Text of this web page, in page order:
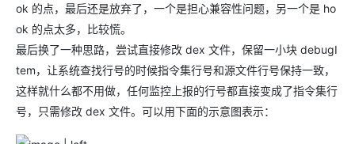
ok 的点，最后还是放弃了，一个是担心兼容性问题，另一个是 ho
ok 的点太多，比较慌。
最后换了一种思路，尝试直接修改 dex 文件，保留一小块 debugI
tem，让系统查找行号的时候指令集行号和源文件行号保持一致，
这样就什么都不用做，任何监控上报的行号都直接变成了指令集行
号，只需修改 dex 文件。可以用下面的示意图表示：